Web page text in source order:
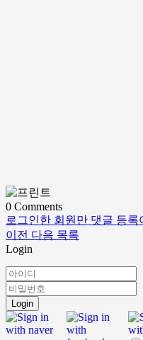
0 Comments
로그인한 회원만 댓글 등록
이전 다음 목록
Login
Login